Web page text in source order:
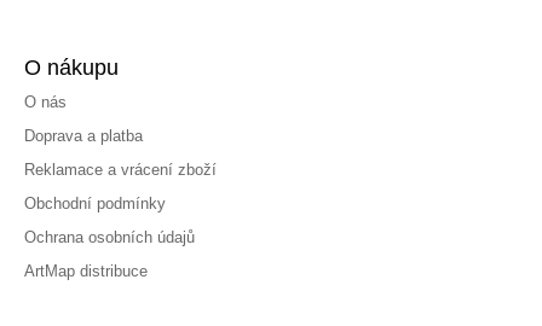
O nákupu
O nás
Doprava a platba
Reklamace a vrácení zboží
Obchodní podmínky
Ochrana osobních údajů
ArtMap distribuce